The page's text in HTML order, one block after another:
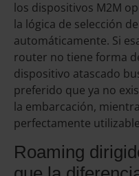
los dispositivos M2M
la lógica de selección
automáticamente. Si
router no tiene forma
dispositivo atascado
preferido que ya no
la embarcación,
perfectamente
Roaming